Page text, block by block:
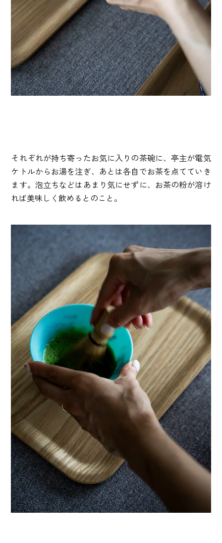
それぞれが持ち寄ったお気に入りの茶碗に、亭主が電気
ケトルからお湯を注ぎ、あとは各自でお茶を点てていき
ます。泡立ちなどはあまり気にせずに、お茶の粉が溶け
れば美味しく飲めるとのこと。